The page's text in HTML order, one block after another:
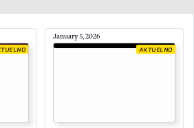
January 5, 2026
AKTUELNO